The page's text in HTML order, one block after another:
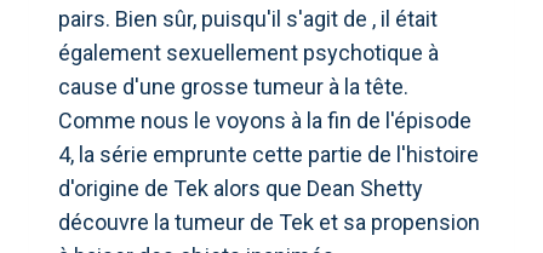
pairs. Bien sûr, puisqu'il s'agit de , il était
également sexuellement psychotique à
cause d'une grosse tumeur à la tête.
Comme nous le voyons à la fin de l'épisode
4, la série emprunte cette partie de l'histoire
d'origine de Tek alors que Dean Shetty
découvre la tumeur de Tek et sa propension